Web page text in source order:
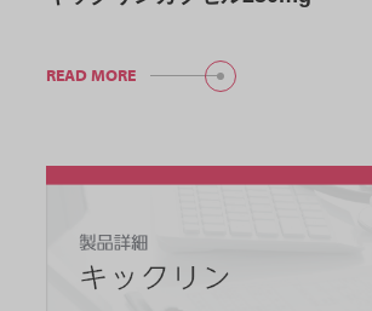
READ MORE